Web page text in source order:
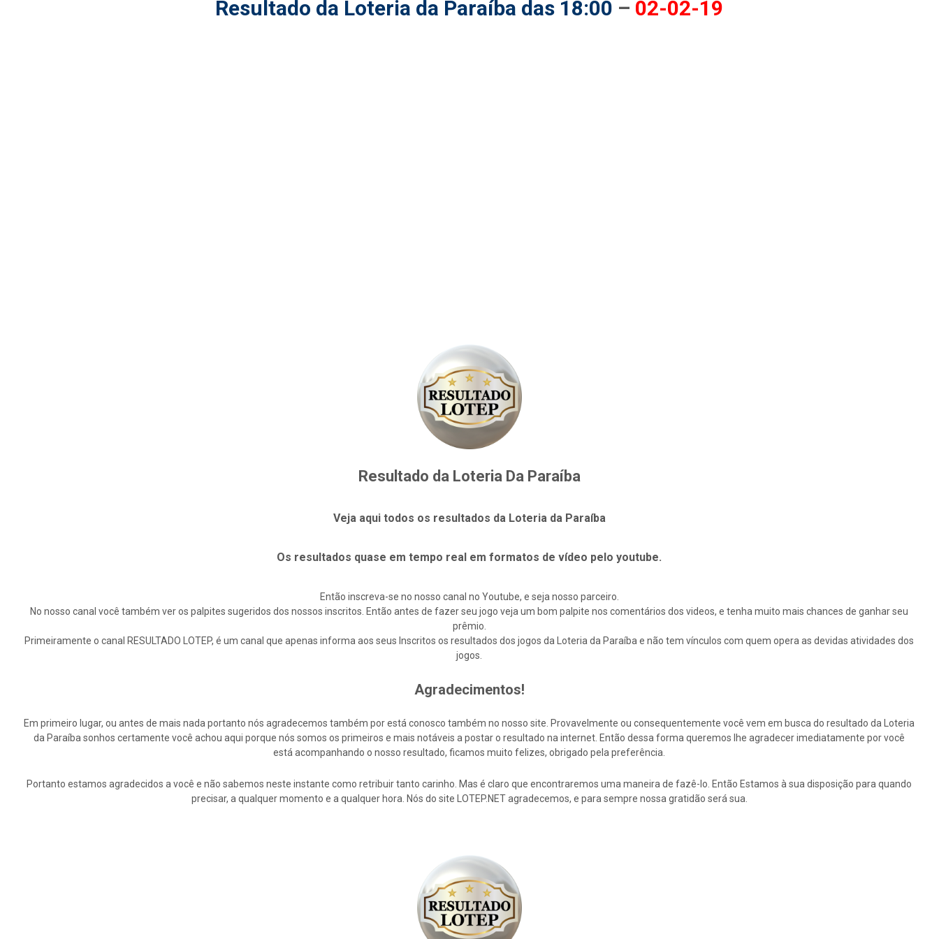
Resultado da Loteria da Paraíba das 18:00 – 02-02-19
Resultado da Loteria Da Paraíba
Veja aqui todos os resultados da Loteria da Paraíba
Os resultados quase em tempo real em formatos de vídeo pelo youtube.
Então inscreva-se no nosso canal no Youtube, e seja nosso parceiro.
No nosso canal você também ver os palpites sugeridos dos nossos inscritos. Então antes de fazer seu jogo veja um bom palpite nos comentários dos videos, e tenha muito mais chances de ganhar seu
prêmio.
Primeiramente o canal RESULTADO LOTEP, é um canal que apenas informa aos seus Inscritos os resultados dos jogos da Loteria da Paraíba e não tem vínculos com quem opera as devidas atividades dos
jogos.
Agradecimentos!
Em primeiro lugar, ou antes de mais nada portanto nós agradecemos também por está conosco também no nosso site. Provavelmente ou consequentemente você vem em busca do resultado da Loteria
da Paraíba sonhos certamente você achou aqui porque nós somos os primeiros e mais notáveis a postar o resultado na internet. Então dessa forma queremos lhe agradecer imediatamente por você
está acompanhando o nosso resultado, ficamos muito felizes, obrigado pela preferência.
Portanto estamos agradecidos a você e não sabemos neste instante como retribuir tanto carinho. Mas é claro que encontraremos uma maneira de fazê-lo. Então Estamos à sua disposição para quando
precisar, a qualquer momento e a qualquer hora. Nós do site LOTEP.NET agradecemos, e para sempre nossa gratidão será sua.